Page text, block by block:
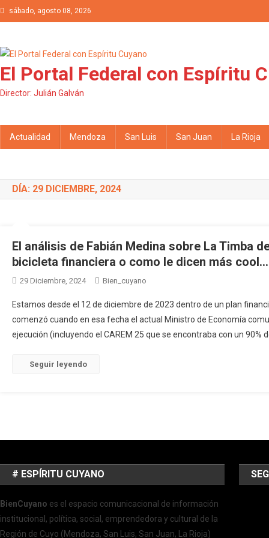
Saltar al contenido
sábado, agosto 08, 2026
El Portal Federal con Espíritu
Director: Julián Galván
Actualidad Mendoza San Luis San Juan La Rioja
DÍA: 29 DICIEMBRE, 2024
El análisis de Fabián Medina sobre La Timba
bicicleta financiera o como le dicen más
29 Diciembre, 2024 Bien_cuyano
Estamos desde el 12 de diciembre de 2023 dentro de un plan
comenzó cuando en esa fecha el actual Ministro de Economía
ejecución (incluyendo el CAREM 25 que se encontraba con un 90%
Seguir leyendo
# ESPÍRITU CUYANO
BienCuyano es el espacio comunicacional de información
institucional, política, social, emprendedora y cultural de la
Región de Cuyo (Mendoza, San Luis, San Juan, La Rioja)